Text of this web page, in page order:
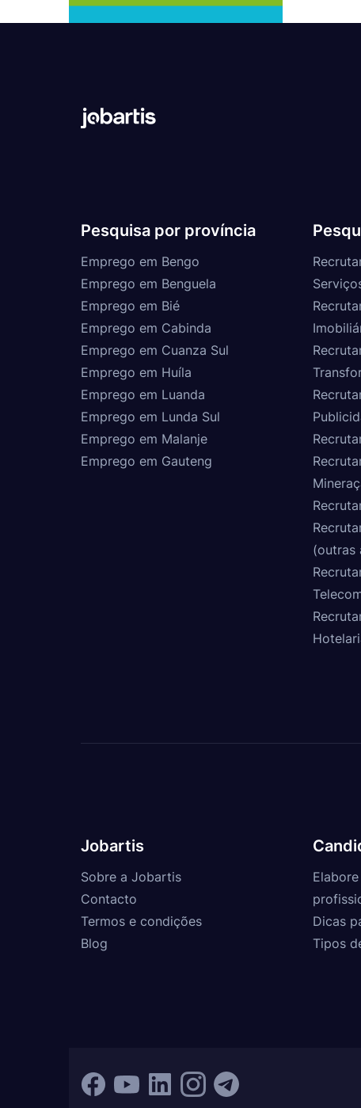
Pesquisa por província
Emprego em Bengo
Emprego em Benguela
Emprego em Bié
Emprego em Cabinda
Emprego em Cuanza Sul
Emprego em Huíla
Emprego em Luanda
Emprego em Lunda Sul
Emprego em Malanje
Emprego em Gauteng
(outras
Jobartis
Sobre a Jobartis
Contacto
Termos e condições
Blog
Dicas
Tipos